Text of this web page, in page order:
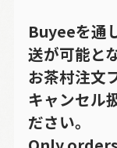
Buyeeを通
送が可能と
お茶村注文
キャンセル
ださい。